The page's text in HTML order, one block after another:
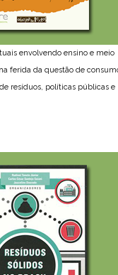
envolvendo ensino e meio
ferida da questão de
resíduos, políticas públicas e